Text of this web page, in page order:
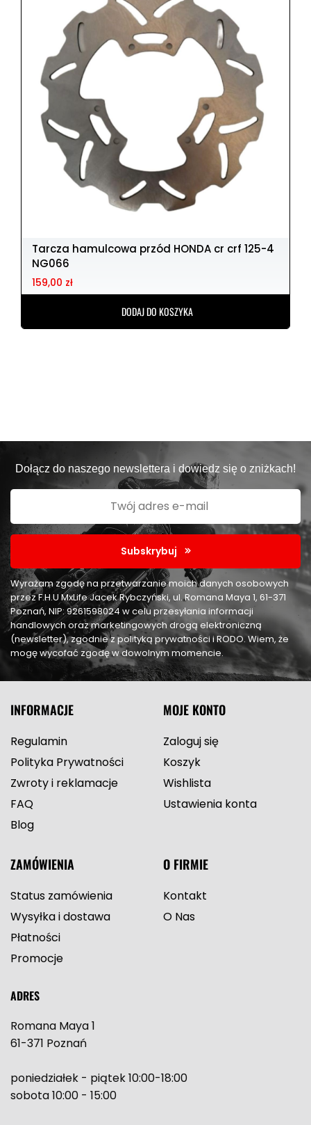
Tarcza hamulcowa przód HONDA cr crf 125-4
NG066
159,00 zł
DODAJ DO KOSZYKA
Dołącz do naszego newslettera i dowiedz się o zniżkach!
Subskrybuj
Wyrażam zgodę na przetwarzanie moich danych osobowych
przez F.H.U MxLife Jacek Rybczyński, ul. Romana Maya 1, 61-371
Poznań, NIP: 9261598024 w celu przesyłania informacji
handlowych oraz marketingowych drogą elektroniczną
(newsletter), zgodnie z polityką prywatności i RODO. Wiem, że
mogę wycofać zgodę w dowolnym momencie.
INFORMACJE
Regulamin
Polityka Prywatności
Zwroty i reklamacje
FAQ
Blog
MOJE KONTO
Zaloguj się
Koszyk
Wishlista
Ustawienia konta
ZAMÓWIENIA
Status zamówienia
Wysyłka i dostawa
Płatności
Promocje
O FIRMIE
Kontakt
O Nas
ADRES
Romana Maya 1
61-371 Poznań
poniedziałek - piątek 10:00-18:00
sobota 10:00 - 15:00